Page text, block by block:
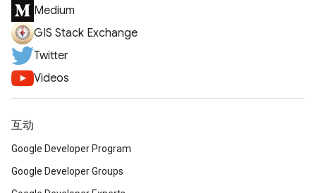
Medium
GIS Stack Exchange
Twitter
Videos
互动
Google Developer Program
Google Developer Groups